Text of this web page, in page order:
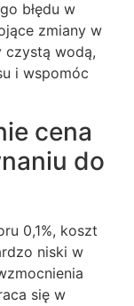
błędu w
zmiany w
czystą wodą,
i wspomóc
cena
do
0,1%, koszt
niski w
się w